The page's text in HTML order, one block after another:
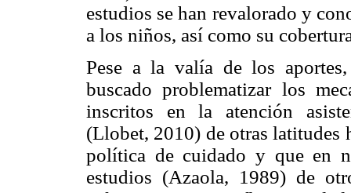
estudios se han revalorado y
a los niños, así como su
Pese a la valía de los
buscado problematizar los
inscritos en la atención
(Llobet, 2010) de otras latitudes
política de cuidado y que en
estudios (Azaola, 1989) de